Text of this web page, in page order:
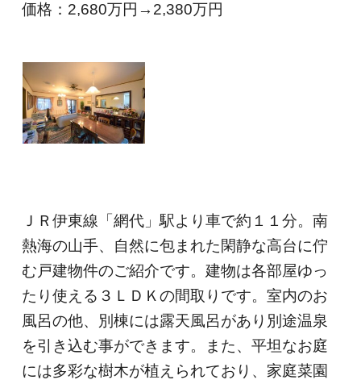
価格：2,680万円→2,380万円
ＪＲ伊東線「網代」駅より車で約１１分。南
熱海の山手、自然に包まれた閑静な高台に佇
む戸建物件のご紹介です。建物は各部屋ゆっ
たり使える３ＬＤＫの間取りです。室内のお
風呂の他、別棟には露天風呂があり別途温泉
を引き込む事ができます。また、平坦なお庭
には多彩な樹木が植えられており、家庭菜園